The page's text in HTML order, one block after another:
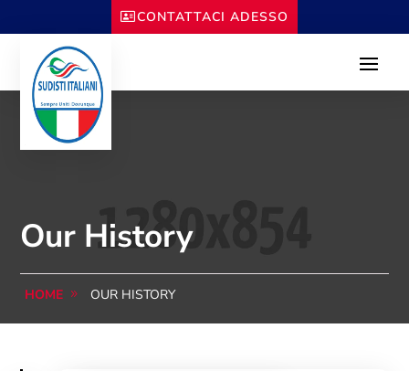
CONTATTACI ADESSO
Our History
HOME OUR HISTORY